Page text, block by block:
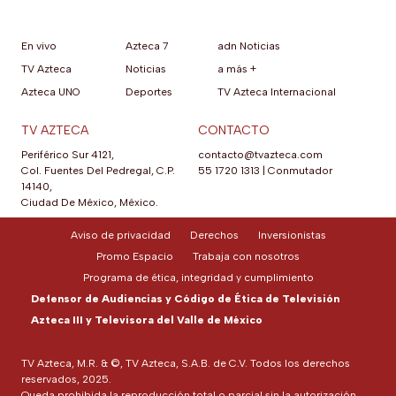
En vivo
TV Azteca
Azteca UNO
Azteca 7
Noticias
Deportes
adn Noticias
a más +
TV Azteca Internacional
TV AZTECA
Periférico Sur 4121,
Col. Fuentes Del Pedregal, C.P.
14140,
Ciudad De México, México.
CONTACTO
contacto@tvazteca.com
55 1720 1313
Conmutador
TV Azteca, M.R. & ©, TV Azteca, S.A.B. de C.V. Todos los derechos
reservados, 2025.
Aviso de privacidad Derechos
Inversionistas
Promo Espacio
Trabaja con nosotros
Programa de ética, integridad y cumplimiento
Defensor de Audiencias y Código de Ética de Televisión
Azteca III y Televisora del Valle de México